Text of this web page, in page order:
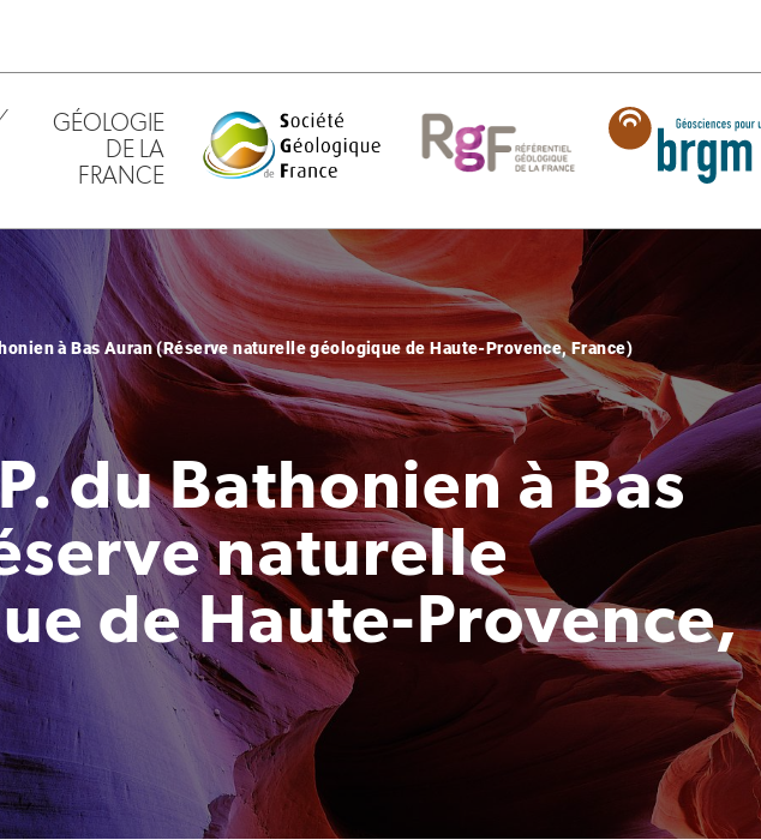
GÉOLOGIE
DE LA
FRANCE
à Bas Auran (Réserve naturelle géologique de Haute-Provence, France)
du Bathonien à Bas
naturelle
de Haute-Provence,